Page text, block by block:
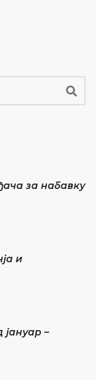
за набавку
и
–